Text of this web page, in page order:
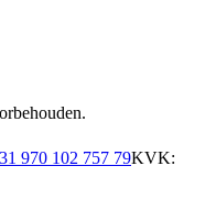
970 102 757 79KVK: